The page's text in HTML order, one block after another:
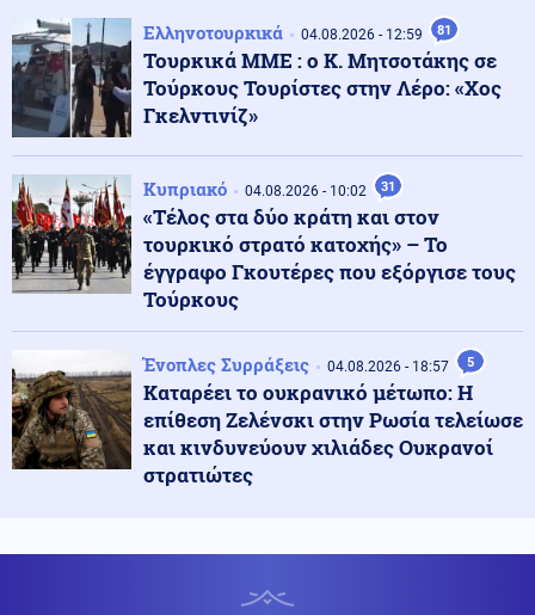
Φωτιά στο Λασίθι: Μηνύματα του 112 για ετοιμότητα
Καιρός 06.08.2026 - 07:18
Καιρός: Ανεβαίνει από σήμερα η θερμοκρασία –
Τριήμερο κύμα ζέστης με 40°C
Μέση Ανατολή 06.08.2026 - 07:14
Αόρατη ηγεσία: Η συμφωνία με το Ομάν, το
τελεσίγραφο Τραμπ και ο «εξαφανισμένος» Χαμενεΐ
Εκκλησία 06.08.2026 - 07:11
Εορτολόγιο: Ποιοι γιορτάζουν σήμερα 6 Αυγούστου
Αθλητισμός 05.08.2026 - 23:57
Ελληνοτουρκικά 04.08.2026 - 12:59 81
Τουρκικά ΜΜΕ : ο Κ. Μητσοτάκης σε
Τούρκους Τουρίστες στην Λέρο: «Χος
Γκελντινίζ»
Κυπριακό 04.08.2026 - 10:02 31
«Τέλος στα δύο κράτη και στον
τουρκικό στρατό κατοχής» – Το
έγγραφο Γκουτέρες που εξόργισε τους
Τούρκους
Ένοπλες Συρράξεις 04.08.2026 - 18:57 5
Καταρέει το ουκρανικό μέτωπο: Η
επίθεση Ζελένσκι στην Ρωσία τελείωσε
και κινδυνεύουν χιλιάδες Ουκρανοί
στρατιώτες